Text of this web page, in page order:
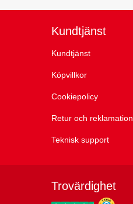
Kundtjänst
Kundtjänst
Köpvillkor
Cookiepolicy
Retur och reklamation
Teknisk support
Trovärdighet